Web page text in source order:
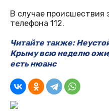
В случае происшествия
телефона 112.
Читайте также:
Крыму всю неделю
есть нюанс